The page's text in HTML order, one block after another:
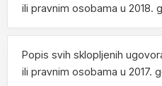
ili pravnim osobama u 2018.
Popis svih sklopljenih
ili pravnim osobama u 2017.